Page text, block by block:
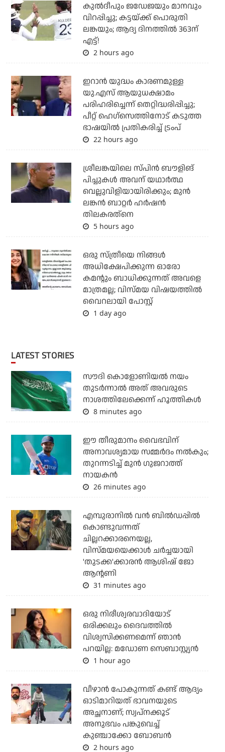
കുല്‍ദീപും ജഡേജയും മാനവും
വിറപ്പിച്ചു; കട്ടയ്ക്ക് പൊരുതി
ലങ്കയും; ആദ്യ ദിനത്തില്‍ 363ന്
എട്ട്!
2 hours ago
ഇറാന്‍ യുദ്ധം കാരണമുള്ള
യു.എസ് ആയുധക്ഷാമം
പരിഹരിച്ചെന്ന് തെറ്റിദ്ധരിപ്പിച്ചു;
പീറ്റ് ഹെഗ്‌സെത്തിനോട് കടുത്ത
ഭാഷയില്‍ പ്രതികരിച്ച് ട്രംപ്
22 hours ago
ശ്രീലങ്കയിലെ സ്പിന്‍ ബൗളിങ്
പിച്ചുകള്‍ അവന് യഥാര്‍ത്ഥ
വെല്ലുവിളിയായിരിക്കും; മുന്‍
ലങ്കന്‍ ബാറ്റര്‍ ഹര്‍ഷന്‍
തിലകരത്‌നെ
5 hours ago
ഒരു സ്ത്രീയെ നിങ്ങള്‍
അധിക്ഷേപിക്കുന്ന ഓരോ
കമന്റും ബാധിക്കുന്നത് അവളെ
മാത്രമല്ല; വിസ്മയ വിഷയത്തില്‍
വൈറലായി പോസ്റ്റ്
1 day ago
LATEST STORIES
സൗദി കൊളോണിയല്‍ നയം
തുടര്‍ന്നാല്‍ അത് അവരുടെ
നാശത്തിലേക്കെന്ന് ഹൂത്തികള്‍
8 minutes ago
ഈ തീരുമാനം വൈഭവിന്
അനാവശ്യമായ സമ്മര്‍ദം നല്‍കും;
തുറന്നടിച്ച് മുന്‍ ഗുജറാത്ത്
നായകന്‍
26 minutes ago
എമ്പുരാനില്‍ വന്‍ ബില്‍ഡപ്പില്‍
കൊണ്ടുവന്നത്
ചില്ലറക്കാരനെയല്ല,
വിസ്മയയെക്കാള്‍ ചര്‍ച്ചയായി
'തുടക്ക'ക്കാരന്‍ ആശിഷ് ജോ
ആന്റണി
31 minutes ago
ഒരു നിരീശ്വരവാദിയോട്
ഒരിക്കലും ദൈവത്തിൽ
വിശ്വസിക്കണമെന്ന് ഞാൻ
പറയില്ല: മഡോണ സെബാസ്റ്റ്യൻ
1 hour ago
വീഴാന്‍ പോകുന്നത് കണ്ട് ആദ്യം
ഓടിമാറിയത് ഭാവനയുടെ
അച്ഛനാണ്; സ്വപ്‌നക്കൂട്
അനുഭവം പങ്കുവെച്ച്
കുഞ്ചാക്കോ ബോബന്‍
2 hours ago